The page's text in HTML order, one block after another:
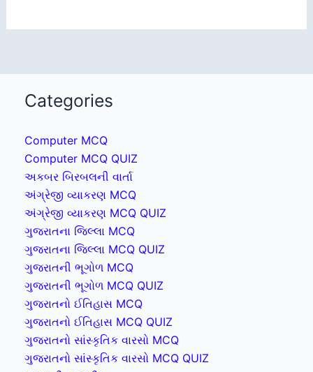
Categories
Computer MCQ
Computer MCQ QUIZ
અકબર બિરબલની વાર્તા
અંગ્રેજી વ્યાકરણ MCQ
અંગ્રેજી વ્યાકરણ MCQ QUIZ
ગુજરાતના જિલ્લા MCQ
ગુજરાતના જિલ્લા MCQ QUIZ
ગુજરાતની ભૂગોળ MCQ
ગુજરાતની ભૂગોળ MCQ QUIZ
ગુજરાતનો ઈતિહાસ MCQ
ગુજરાતનો ઈતિહાસ MCQ QUIZ
ગુજરાતનો સાંસ્કૃતિક વારસો MCQ
ગુજરાતનો સાંસ્કૃતિક વારસો MCQ QUIZ